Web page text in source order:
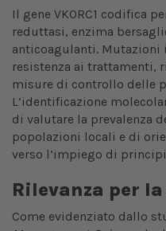
Il gene VKORC1 codifica
reduttasi, enzima
anticoagulanti. Mutazioni
resistenza ai trattamenti,
misure di controllo delle
L’identificazione
di valutare la prevalenza
popolazioni locali e di
verso l’impiego di
Rilevanza per
Come evidenziato dallo